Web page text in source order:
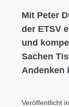
Mit Peter
der ETSV
und
Sachen
Andenken
Veröffentlicht in